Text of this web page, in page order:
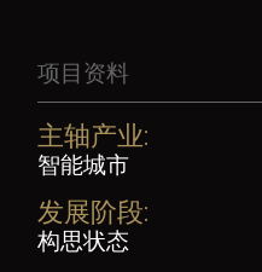
项目资料
主轴产业:
智能城市
发展阶段:
构思状态